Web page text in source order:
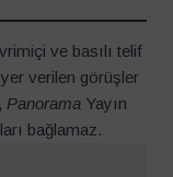
ve basılı telif
verilen görüşler
Panorama Yayın
bağlamaz.